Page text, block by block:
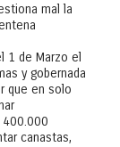
mal la
1 de Marzo el
y gobernada
que en solo
400.000
canastas,